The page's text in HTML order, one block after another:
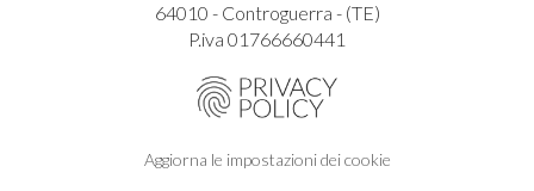
64010 - Controguerra - (TE)
P.iva 01766660441
Aggiorna le impostazioni dei cookie